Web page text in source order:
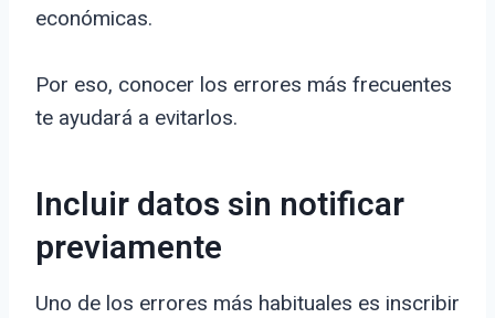
económicas.
Por eso, conocer los errores más frecuentes
te ayudará a evitarlos.
Incluir datos sin notificar
previamente
Uno de los errores más habituales es inscribir